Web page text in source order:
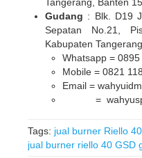
Tangerang, Banten
Gudang : Blk. D19
Sepatan No.21,
Kabupaten
Whatsapp =
Mobile = 0821
Email =
=
Tags: jual burner Riello
jual burner riello 40 GSD